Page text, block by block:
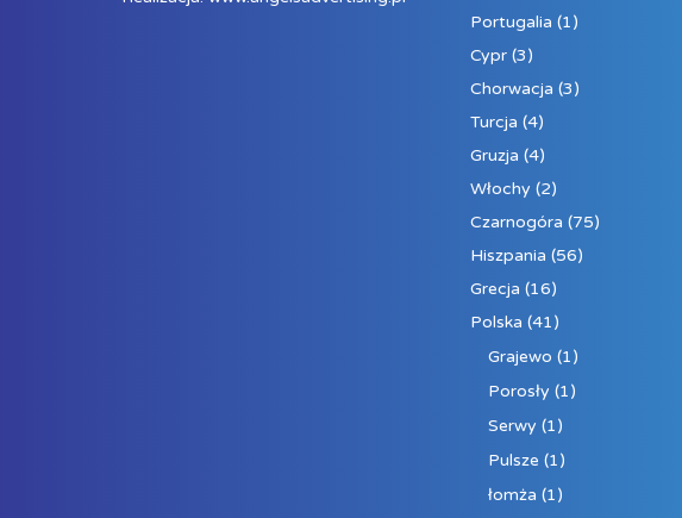
Portugalia (1)
Cypr(3)
Chorwacja (3)
Turcja (4)
Gruzja (4)
Włochy (2)
Czarnogóra (75)
Hiszpania (56)
Grecja (16)
Polska (41)
Grajewo (1)
Porosły (1)
Serwy (1)
Pulsze (1)
łomża (1)